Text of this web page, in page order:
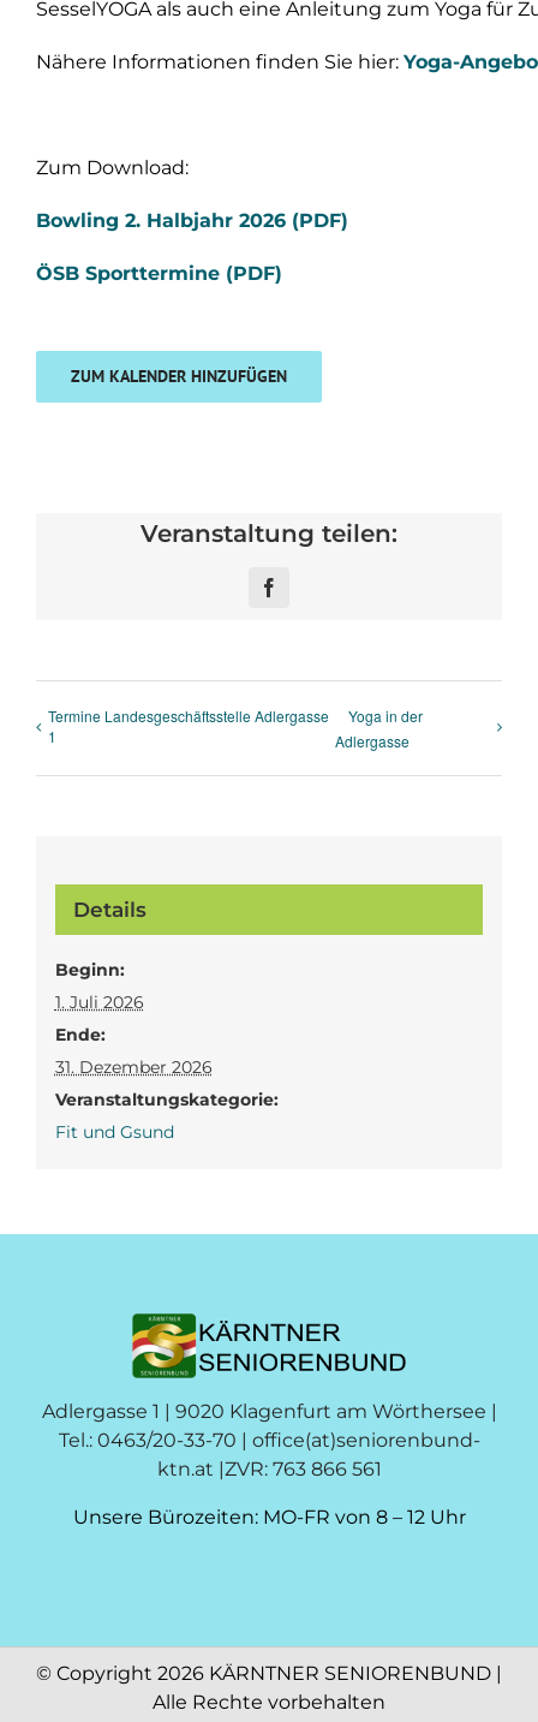
SesselYOGA als auch eine Anleitung zum Yoga für
Nähere Informationen finden Sie hier: Yoga-
Zum Download:
Bowling 2. Halbjahr 2026 (PDF)
ÖSB Sporttermine (PDF)
ZUM KALENDER HINZUFÜGEN
Veranstaltung teilen:
Facebook
Termine Landesgeschäftsstelle Adlergasse
1
Yoga in der
Adlergasse
Details
Beginn:
1. Juli 2026
Ende:
31. Dezember 2026
Veranstaltungskategorie:
Fit und Gsund
Adlergasse 1 | 9020 Klagenfurt am Wörthersee |
Tel.: 0463/20-33-70 | office(at)seniorenbund-
ktn.at |ZVR: 763 866 561
Unsere Bürozeiten: MO-FR von 8 – 12 Uhr
© Copyright 2026 KÄRNTNER SENIORENBUND |
Alle Rechte vorbehalten